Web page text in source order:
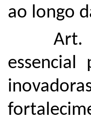
ao longo
Art.
essencial